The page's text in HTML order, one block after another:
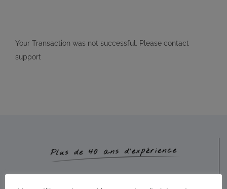
Your Transaction was not successful. Please contact
support